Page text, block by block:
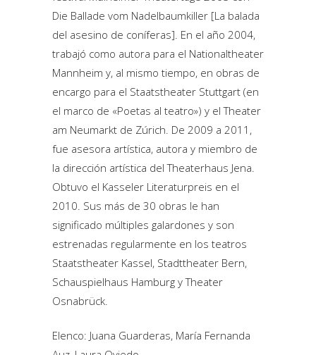
Die Ballade vom Nadelbaumkiller [La balada
del asesino de coníferas]. En el año 2004,
trabajó como autora para el Nationaltheater
Mannheim y, al mismo tiempo, en obras de
encargo para el Staatstheater Stuttgart (en
el marco de «Poetas al teatro») y el Theater
am Neumarkt de Zúrich. De 2009 a 2011,
fue asesora artística, autora y miembro de
la dirección artística del Theaterhaus Jena.
Obtuvo el Kasseler Literaturpreis en el
2010. Sus más de 30 obras le han
significado múltiples galardones y son
estrenadas regularmente en los teatros
Staatstheater Kassel, Stadttheater Bern,
Schauspielhaus Hamburg y Theater
Osnabrück.
Elenco: Juana Guarderas, María Fernanda